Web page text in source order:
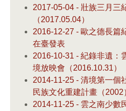
2017-05-04 - 壯族三月三
（2017.05.04）
2016-12-27 - 歐之德長篇
在臺發表
2016-10-31 - 紀錄非遺：
境放映會（2016.10.31）
2014-11-25 - 清境第一個
民族文化重建計畫（2002
2014-11-25 - 雲之南少數